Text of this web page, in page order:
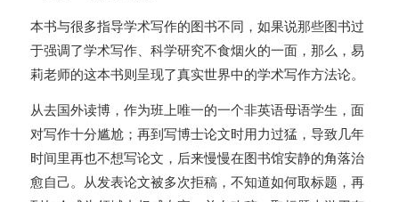
本书与很多指导学术写作的图书不同，如果说那些图书过
于强调了学术写作、科学研究不食烟火的一面，那么，易
莉老师的这本书则呈现了真实世界中的学术写作方法论。
从去国外读博，作为班上唯一的一个非英语母语学生，面
对写作十分尴尬；再到写博士论文时用力过猛，导致几年
时间里再也不想写论文，后来慢慢在图书馆安静的角落治
愈自己。从发表论文被多次拒稿，不知道如何取标题，再